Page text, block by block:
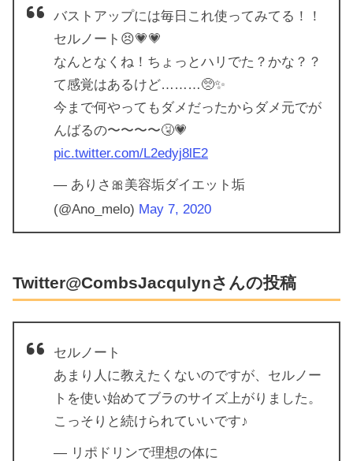
バストアップには毎日これ使ってみてる！！
セルノート😣💗💗
なんとなくね！ちょっとハリでた？かな？？
て感覚はあるけど………🥺✨
今まで何やってもダメだったからダメ元でが
んばるの〜〜〜〜🤧💗
pic.twitter.com/L2edyj8lE2
— ありさ🎀美容垢ダイエット垢
(@Ano_melo) May 7, 2020
Twitter@CombsJacqulynさんの投稿
セルノート
あまり人に教えたくないのですが、セルノー
トを使い始めてブラのサイズ上がりました。
こっそりと続けられていいです♪
— リポドリンで理想の体に